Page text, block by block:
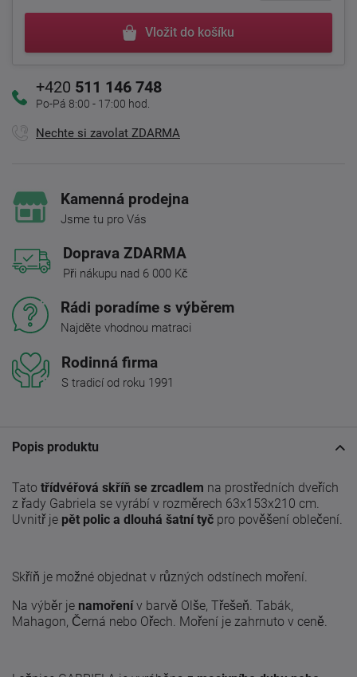
Vložit do košíku
+420 511 146 748
Po-Pá 8:00 - 17:00 hod.
Nechte si zavolat ZDARMA
Kamenná prodejna
Jsme tu pro Vás
Doprava ZDARMA
Při nákupu nad 6 000 Kč
Rádi poradíme s výběrem
Najděte vhodnou matraci
Rodinná firma
S tradicí od roku 1991
Popis produktu
Tato třídvéřová skříň se zrcadlem na prostředních dveřích
z řady Gabriela se vyrábí v rozměrech 63x153x210 cm.
Uvnitř je pět polic a dlouhá šatní tyč pro pověšení oblečení.
Skříň je možné objednat v různých odstínech moření.
Na výběr je namořenív barvě Olše, Třešeň. Tabák,
Mahagon, Černá nebo Ořech. Moření je zahrnuto v ceně.